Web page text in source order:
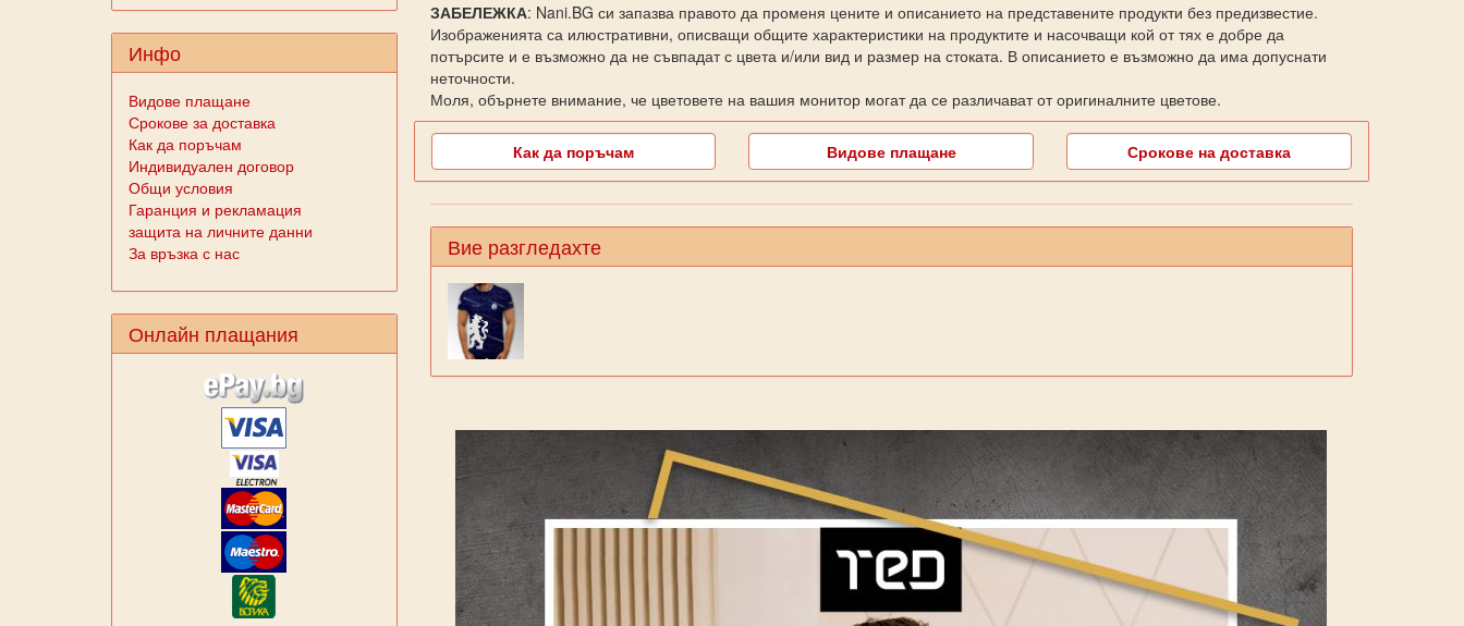
Инфо
Видове плащане
Срокове за доставка
Как да поръчам
Индивидуален договор
Общи условия
Гаранция и рекламация
защита на личните данни
За връзка с нас
Онлайн плащания
ЗАБЕЛЕЖКА: Nani.BG си запазва правото да променя цените и описанието на представените продукти без предизвестие.
Изображенията са илюстративни, описващи общите характеристики на продуктите и насочващи кой от тях е добре да
потърсите и е възможно да не съвпадат с цвета и/или вид и размер на стоката. В описанието е възможно да има допуснати
неточности.
Моля, обърнете внимание, че цветовете на вашия монитор могат да се различават от оригиналните цветове.
Как да поръчам Видове плащане Срокове на доставка
Вие разгледахте